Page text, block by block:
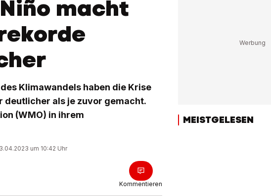
macht
Klimawandels haben die Krise
deutlicher als je zuvor gemacht.
(WMO) in ihrem
um 10:42 Uhr
Kommentieren
MEISTGELESEN